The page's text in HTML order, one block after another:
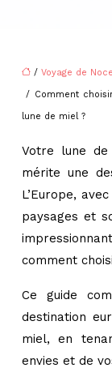
/ Voyage de
/ Comment
lune de miel ?
Votre lune de
mérite une
L’Europe,
paysages et
comment
Ce guide
destination
miel, en
envies et de